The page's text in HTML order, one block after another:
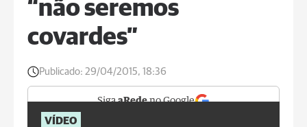
“não seremos
covardes”
Publicado: 29/04/2015, 18:36
SigaaRedeno Google
VÍDEO